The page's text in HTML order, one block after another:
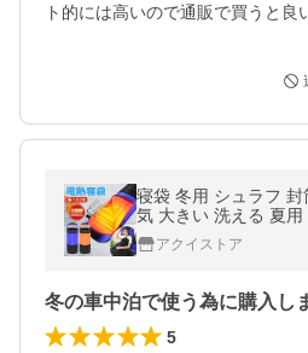
ト的には高いので通販で買うと良
寝袋 冬用 シュラフ
気 大きい 洗える 夏用
アウトドア寝具 スリ
車中泊 旅行 敬老の日
アクイストア
5